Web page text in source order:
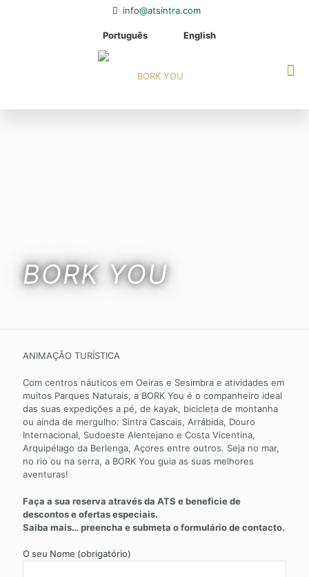
info@atsintra.com
Português English
BORK YOU
ANIMAÇÃO TURÍSTICA
Com centros náuticos em Oeiras e Sesimbra e atividades em
muitos Parques Naturais, a BORK You é o companheiro ideal
das suas expedições a pé, de kayak, bicicleta de montanha
ou ainda de mergulho: Sintra Cascais, Arrábida, Douro
Internacional, Sudoeste Alentejano e Costa Vicentina,
Arquipélago da Berlenga, Açores entre outros. Seja no mar,
no rio ou na serra, a BORK You guia as suas melhores
aventuras!
Faça a sua reserva através da ATS e beneficie de
descontos e ofertas especiais.
Saiba mais… preencha e submeta o formulário de contacto.
O seu Nome (obrigatório)